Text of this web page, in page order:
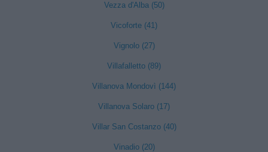
Vezza d'Alba (50)
Vicoforte (41)
Vignolo (27)
Villafalletto (89)
Villanova Mondovì (144)
Villanova Solaro (17)
Villar San Costanzo (40)
Vinadio (20)